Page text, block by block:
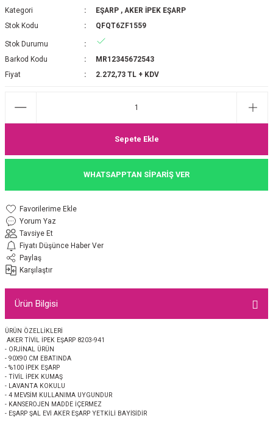
2025-2026 SONBAHAR KIŞ
JAKAR EŞARP
PAMUK EŞARP
İPEK EŞARP
EŞARP 2025-2026 SONBAHAR KIŞ
EŞARP
ŞAL
MEDİNE İPEĞİ ŞAL
İPEĞİ ŞAL
ŞAL
JAKAR ŞAL
İpek Koton Şal
Kategori
EŞARP , AKER İPEK EŞARP
Stok Kodu
QFQT6ZF1559
Stok Durumu
Barkod Kodu
MR12345672543
Fiyat
2.272,73 TL + KDV
Sepete Ekle
WHATSAPPTAN SİPARİŞ VER
Yorum Yaz
Tavsiye Et
Fiyatı Düşünce Haber Ver
Paylaş
Karşılaştır
Ürün Bilgisi
ÜRÜN ÖZELLİKLERİ
AKER TİVİL İPEK EŞARP 8203-941
- ORJİNAL ÜRÜN
- 90X90 CM EBATINDA
- %100 İPEK EŞARP
- TİVİL İPEK KUMAŞ
- LAVANTA KOKULU
- 4 MEVSİM KULLANIMA UYGUNDUR
- KANSEROJEN MADDE İÇERMEZ
- EŞARP ŞAL EVİ AKER EŞARP YETKİLİ BAYİSİDİR